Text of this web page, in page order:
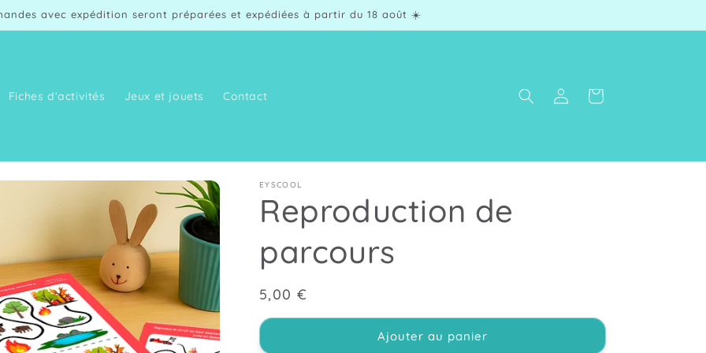
avec expédition seront préparées et expédiées à partir du 18 août ☀️
Fiches d'activités Jeux et jouets Contact ConnexionPanier
EYSCOOL
Reproduction de
parcours
Prix
habituel
5,00 €
Ajouter au panier